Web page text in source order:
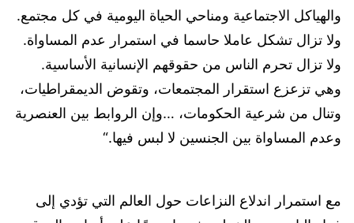
والهياكل الاجتماعية ومناحي الحياة اليومية في كل مجتمع.
ولا تزال تشكل عاملا حاسما في استمرار عدم المساواة.
ولا تزال تحرم الناس من حقوقهم الإنسانية الأساسية.
وهي تزعزع استقرار المجتمعات، وتقوض الديمقراطيات،
وتنال من شرعية الحكومات، …وإن الروابط بين العنصرية
وعدم المساواة بين الجنسين لا لبس فيها.“
مع استمرار اندلاع النزاعات حول العالم التي تؤدي إلى